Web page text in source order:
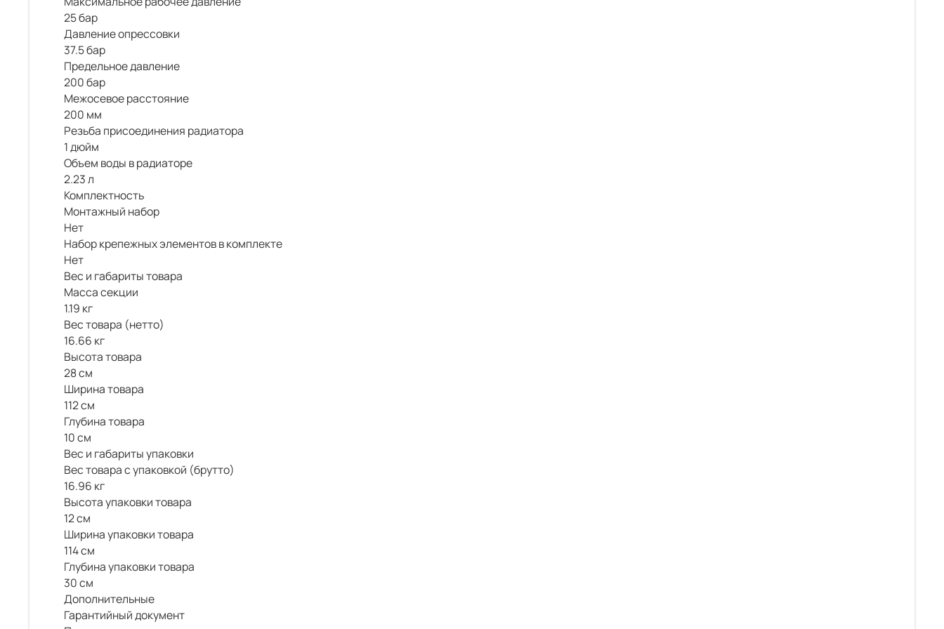
25 бар
Давление опрессовки
37.5 бар
Предельное давление
200 бар
Межосевое расстояние
200 мм
Резьба присоединения радиатора
1 дюйм
Объем воды в радиаторе
2.23 л
Комплектность
Монтажный набор
Нет
Набор крепежных элементов в комплекте
Нет
Вес и габариты товара
Масса секции
1.19 кг
Вес товара (нетто)
16.66 кг
Высота товара
28 см
Ширина товара
112 см
Глубина товара
10 см
Вес и габариты упаковки
Вес товара с упаковкой (брутто)
16.96 кг
Высота упаковки товара
12 см
Ширина упаковки товара
114 см
Глубина упаковки товара
30 см
Дополнительные
Гарантийный документ